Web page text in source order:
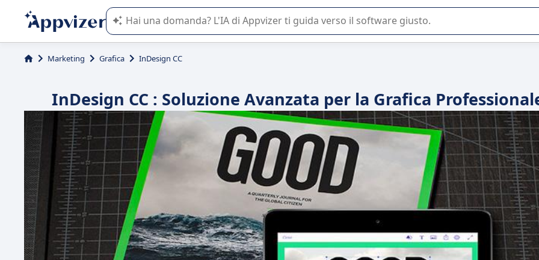
L'IA di Appvizer vi guida nell'utilizzo o nella scelta di un software SaaS per la vostra azienda.
Marketing Grafica InDesign CC
InDesign CC : Soluzione Avanzata per la Grafica